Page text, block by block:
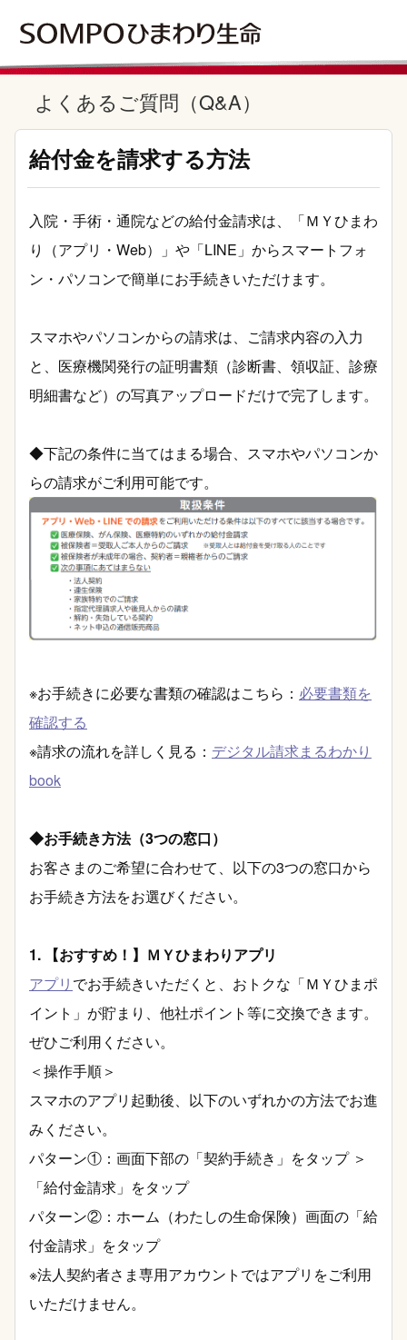
よくあるご質問（Q&A）
給付金を請求する方法
入院・手術・通院などの給付金請求は、「ＭＹひまわ
り（アプリ・Web）」や「LINE」からスマートフォ
ン・パソコンで簡単にお手続きいただけます。
スマホやパソコンからの請求は、ご請求内容の入力
と、医療機関発行の証明書類（診断書、領収証、診療
明細書など）の写真アップロードだけで完了します。
◆下記の条件に当てはまる場合、スマホやパソコンか
らの請求がご利用可能です。
※お手続きに必要な書類の確認はこちら： 必要書類を
確認する
※請求の流れを詳しく見る： デジタル請求まるわかり
book
◆お手続き方法（3つの窓口）
お客さまのご希望に合わせて、以下の3つの窓口から
お手続き方法をお選びください。
1. 【おすすめ！】ＭＹひまわりアプリ
アプリ でお手続きいただくと、おトクな「ＭＹひまポ
イント」が貯まり、他社ポイント等に交換できます。
ぜひご利用ください。
＜操作手順＞
スマホのアプリ起動後、以下のいずれかの方法でお進
みください。
パターン①：画面下部の「契約手続き」をタップ ＞
「給付金請求」をタップ
パターン②：ホーム（わたしの生命保険）画面の「給
付金請求」をタップ
※法人契約者さま専用アカウントではアプリをご利用
いただけません。